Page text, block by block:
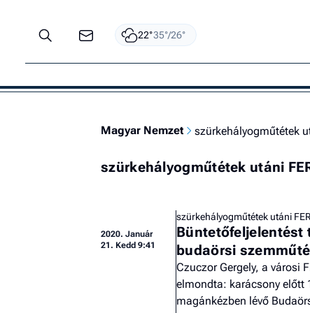
22°35°/26°
Magyar Nemzet szürkehályogműtétek
szürkehályogműtétek utáni
2020. Január
21. Kedd 9:41
szürkehályogműtétek utáni
Büntetőfeljelentést
budaörsi
Czuczor Gergely, a városi
elmondta: karácsony előtt
magánkézben lévő